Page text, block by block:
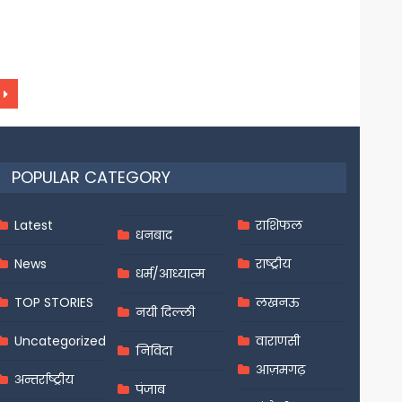
POPULAR CATEGORY
Latest
News
TOP STORIES
Uncategorized
अन्तर्राष्ट्रीय
धनबाद
धर्म/आध्यात्म
नयी दिल्ली
निविदा
पंजाब
राशिफल
राष्ट्रीय
लखनऊ
वाराणसी
आज़मगढ़